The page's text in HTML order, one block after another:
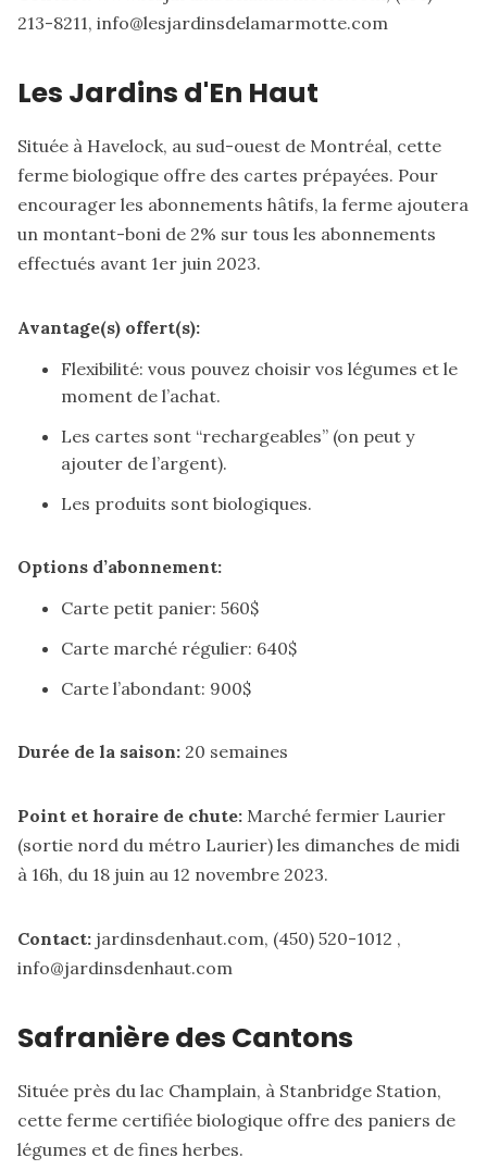
213-8211, info@lesjardinsdelamarmotte.com
Les Jardins d'En Haut
Située à Havelock, au sud-ouest de Montréal, cette
ferme biologique offre des cartes prépayées. Pour
encourager les abonnements hâtifs, la ferme ajoutera
un montant-boni de 2% sur tous les abonnements
effectués avant 1er juin 2023.
Avantage(s) offert(s):
Flexibilité: vous pouvez choisir vos légumes et le
moment de l’achat.
Les cartes sont “rechargeables” (on peut y
ajouter de l’argent).
Les produits sont biologiques.
Options d’abonnement:
Carte petit panier: 560$
Carte marché régulier: 640$
Carte l’abondant: 900$
Durée de la saison: 20 semaines
Point et horaire de chute: Marché fermier Laurier
(sortie nord du métro Laurier) les dimanches de midi
à 16h, du 18 juin au 12 novembre 2023.
Contact: jardinsdenhaut.com, (450) 520-1012 ,
info@jardinsdenhaut.com
Safranière des Cantons
Située près du lac Champlain, à Stanbridge Station,
cette ferme certifiée biologique offre des paniers de
légumes et de fines herbes.